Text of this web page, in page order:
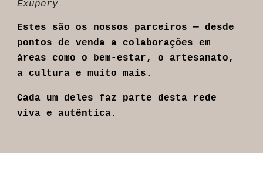
Exupery
Estes são os nossos parceiros — desde
pontos de venda a colaborações em
áreas como o bem-estar, o artesanato,
a cultura e muito mais.
Cada um deles faz parte desta rede
viva e autêntica.